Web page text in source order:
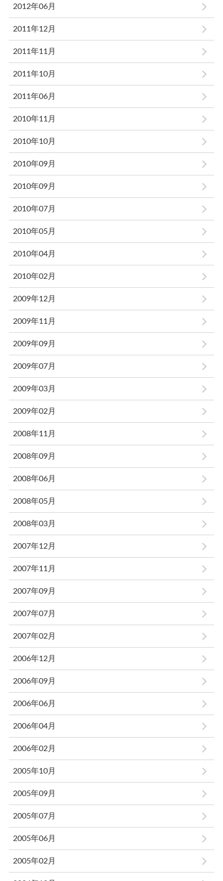
2012年06月
2011年12月
2011年11月
2011年10月
2011年06月
2010年11月
2010年10月
2010年09月
2010年09月
2010年07月
2010年05月
2010年04月
2010年02月
2009年12月
2009年11月
2009年09月
2009年07月
2009年03月
2009年02月
2008年11月
2008年09月
2008年06月
2008年05月
2008年03月
2007年12月
2007年11月
2007年09月
2007年07月
2007年02月
2006年12月
2006年09月
2006年06月
2006年04月
2006年02月
2005年10月
2005年09月
2005年07月
2005年06月
2005年02月